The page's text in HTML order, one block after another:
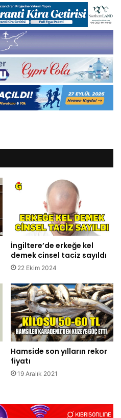
İngiltere’de erkeğe kel
demek cinsel taciz sayıldı
22 Ekim 2024
Hamside son yılların rekor
fiyatı
19 Aralık 2021